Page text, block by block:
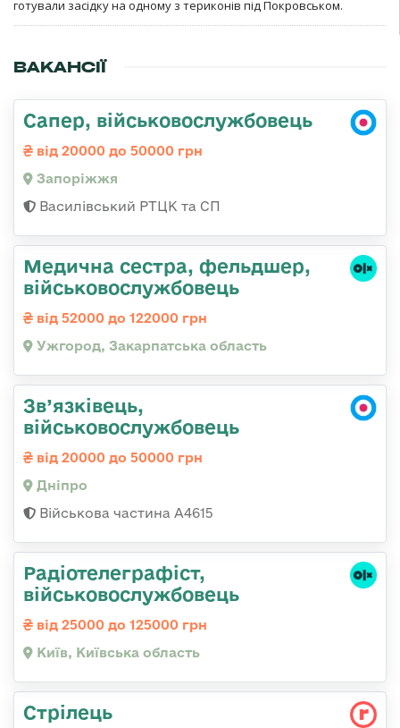
готували засідку на одному з териконів під Покровськом.
ВАКАНСІЇ
Сапер, військовослужбовець
від 20000 до 50000 грн
Запоріжжя
Василівський РТЦК та СП
Медична сестра, фельдшер,
військовослужбовець
від 52000 до 122000 грн
Ужгород, Закарпатська область
Зв’язківець,
військовослужбовець
від 20000 до 50000 грн
Дніпро
Військова частина А4615
Радіотелеграфіст,
військовослужбовець
від 25000 до 125000 грн
Київ, Київська область
Стрілець